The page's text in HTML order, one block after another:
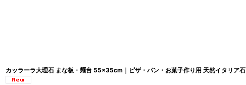
カッラーラ大理石 まな板・麺台 55×35cm｜ピザ・パン・お菓子作り用 天然イタリア石